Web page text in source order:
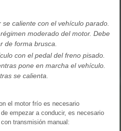
caliente con el vehículo parado.
moderado del motor. Debe
de forma brusca.
con el pedal del freno pisado.
pone en marcha el vehículo.
se calienta.
el motor frío es necesario
empezar a conducir, es necesario
transmisión manual: